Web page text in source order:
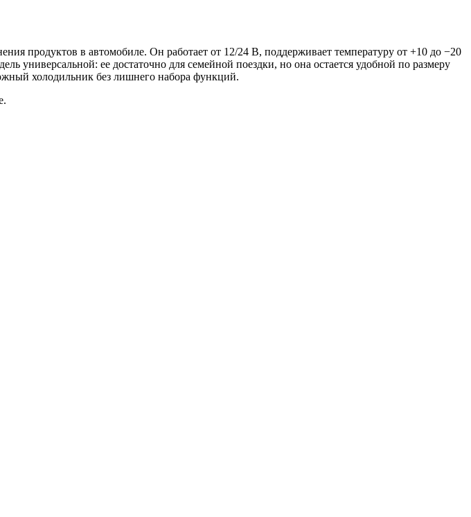
продуктов в автомобиле. Он работает от 12/24 В, поддерживает температуру от +10 до −20
универсальной: ее достаточно для семейной поездки, но она остается удобной по размеру
холодильник без лишнего набора функций.